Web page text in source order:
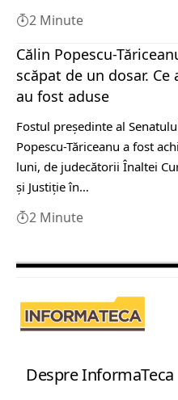
2 Minute
Călin Popescu-
scăpat de un dosar. Ce
au fost aduse
Fostul preşedinte al
Popescu-Tăriceanu a fost
luni, de judecătorii Înaltei
şi Justiţie în…
2 Minute
Despre InformaTeca